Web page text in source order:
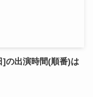
]の出演時間(順番)は